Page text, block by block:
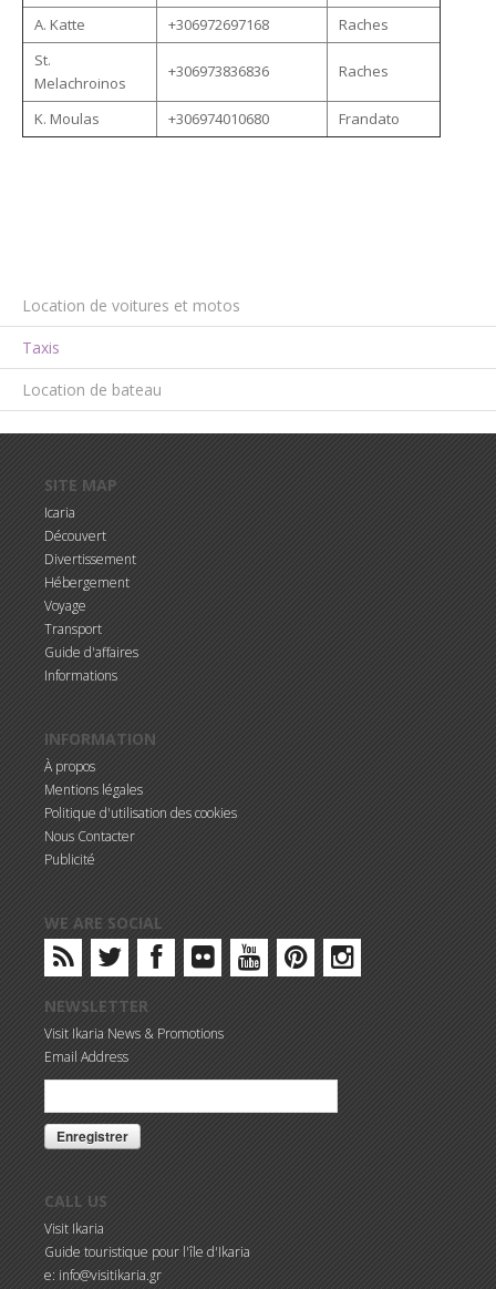
A. Katte
+306972697168
Raches
St.
Melachroinos
+306973836836 Raches
K. Moulas +306974010680 Frandato
Location de voitures et motos
Taxis
Location de bateau
SITE MAP
Icaria
Découvert
Divertissement
Hébergement
Voyage
Transport
Guide d'affaires
Informations
INFORMATION
À propos
Mentions légales
Politique d'utilisation des cookies
Nous Contacter
Publicité
WE ARE SOCIAL
NEWSLETTER
Visit Ikaria News & Promotions
Email Address
CALL US
Visit Ikaria
Guide touristique pour l'île d'Ikaria
e: info@visitikaria.gr